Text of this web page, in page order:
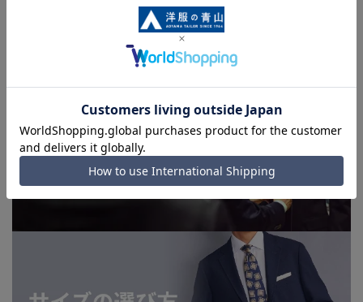
■お急ぎ発送のご注文につきましても、ご注文のタイミングに
よってはお急ぎ発送サービスを選択できない場合がございま